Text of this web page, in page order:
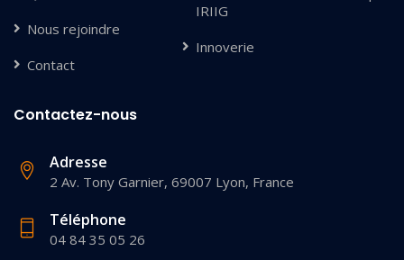
Nous rejoindre
Contact
IRIIG
Innoverie
Contactez-nous
Adresse
2 Av. Tony Garnier, 69007 Lyon, France
Téléphone
04 84 35 05 26